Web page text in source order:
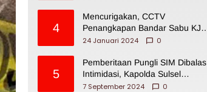
4
Mencurigakan, CCTV
Penangkapan Bandar Sabu KJ
Disita Oknum BNNP Sulsel
24 Januari 2024 0
5
Pemberitaan Pungli SIM Dibalas
Intimidasi, Kapolda Sulsel
Dikecam PJI Sulsel
7 September 2024 0